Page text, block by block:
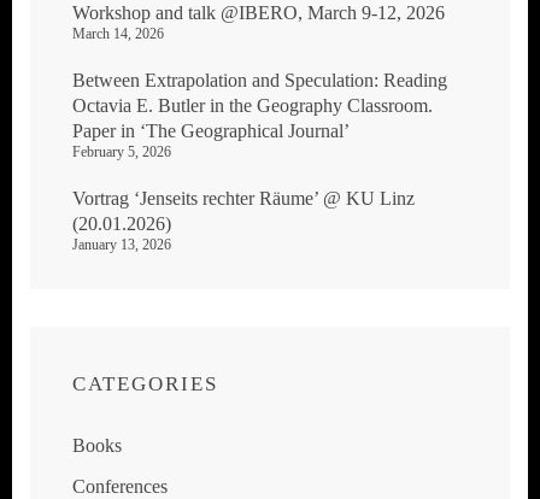
Workshop and talk @IBERO, March 9-12, 2026
March 14, 2026
Between Extrapolation and Speculation: Reading
Octavia E. Butler in the Geography Classroom.
Paper in ‘The Geographical Journal’
February 5, 2026
Vortrag ‘Jenseits rechter Räume’ @ KU Linz
(20.01.2026)
January 13, 2026
CATEGORIES
Books
Conferences